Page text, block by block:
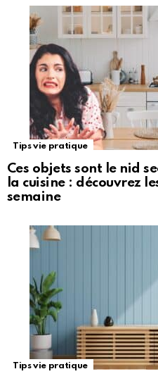
Tips vie pratique
Ces objets sont le nid
la cuisine : découvrez
semaine
Tips vie pratique